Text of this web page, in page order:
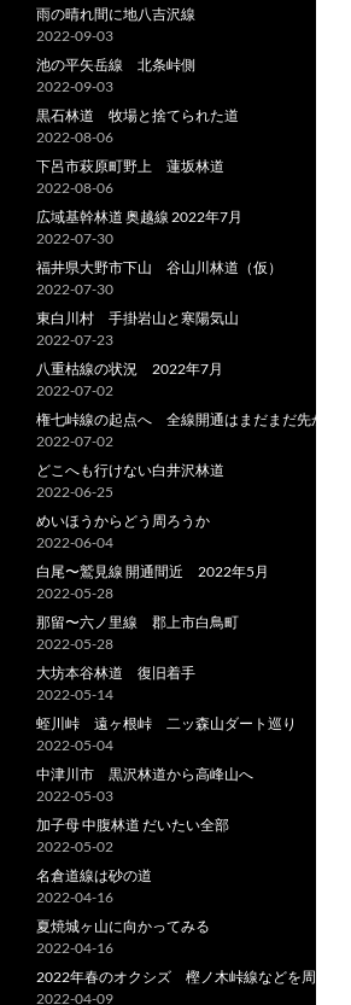
雨の晴れ間に地八吉沢線
2022-09-03
池の平矢岳線 北条峠側
2022-09-03
黒石林道 牧場と捨てられた道
2022-08-06
下呂市萩原町野上 蓮坂林道
2022-08-06
広域基幹林道 奥越線 2022年7月
2022-07-30
福井県大野市下山 谷山川林道（仮）
2022-07-30
東白川村 手掛岩山と寒陽気山
2022-07-23
八重枯線の状況 2022年7月
2022-07-02
権七峠線の起点へ 全線開通はまだまだ先か
2022-07-02
どこへも行けない白井沢林道
2022-06-25
めいほうからどう周ろうか
2022-06-04
白尾〜鷲見線 開通間近 2022年5月
2022-05-28
那留〜六ノ里線 郡上市白鳥町
2022-05-28
大坊本谷林道 復旧着手
2022-05-14
蛭川峠 遠ヶ根峠 二ッ森山ダート巡り
2022-05-04
中津川市 黒沢林道から高峰山へ
2022-05-03
加子母 中腹林道 だいたい全部
2022-05-02
名倉道線は砂の道
2022-04-16
夏焼城ヶ山に向かってみる
2022-04-16
2022年春のオクシズ 樫ノ木峠線などを周る
2022-04-09